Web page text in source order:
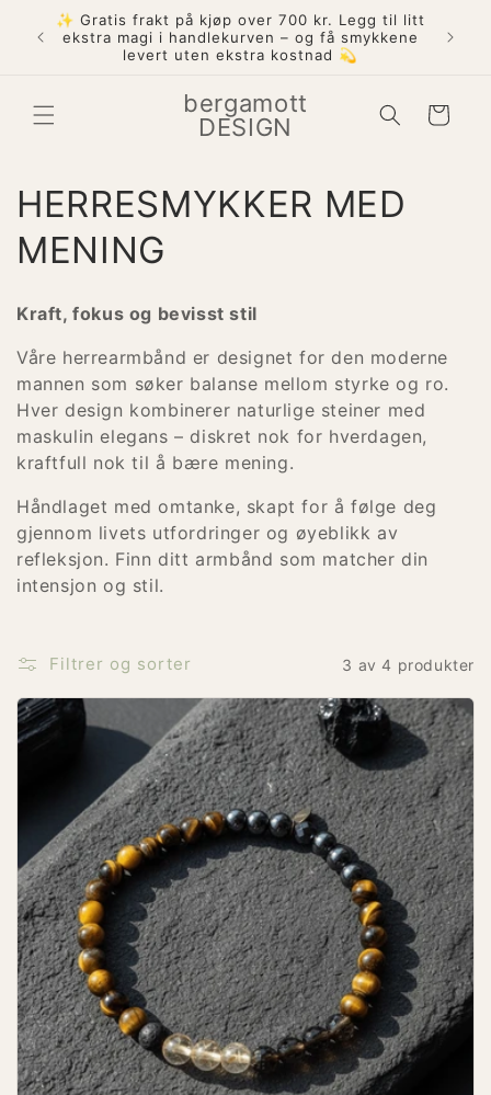
videre til
innholdet
på
✨ Gratis frakt på kjøp over 700 kr. Legg til litt
ekstra magi i handlekurven – og få smykkene
levert uten ekstra kostnad 💫
bergamott
DESIGN
Handlekurv
S
a
m
l
i
n
g
:
HERRESMYKKER MED
MENING
Kraft, fokus og bevisst stil
Våre herrearmbånd er designet for den moderne
mannen som søker balanse mellom styrke og ro.
Hver design kombinerer naturlige steiner med
maskulin elegans – diskret nok for hverdagen,
kraftfull nok til å bære mening.
Håndlaget med omtanke, skapt for å følge deg
gjennom livets utfordringer og øyeblikk av
refleksjon. Finn ditt armbånd som matcher din
intensjon og stil.
Filtrer og sorter 3 av 4 produkter